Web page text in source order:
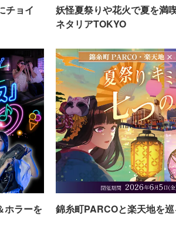
チョイ
妖怪夏祭りや花火で夏を満
ネタリアTOKYO
ホラーを
錦糸町PARCOと楽天地を